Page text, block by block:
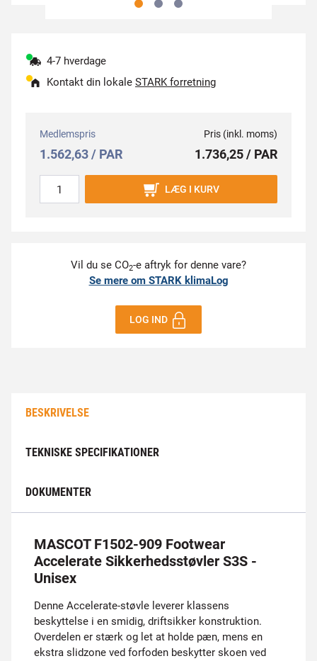
4-7 hverdage
Kontakt din lokale STARK forretning
Medlemspris
1.562,63 / PAR
Pris (inkl. moms)
1.736,25 / PAR
LÆG I KURV
Vil du se CO2-e aftryk for denne vare?
Se mere om STARK klimaLog
LOG IND
BESKRIVELSE
TEKNISKE SPECIFIKATIONER
DOKUMENTER
MASCOT F1502-909 Footwear
Accelerate Sikkerhedsstøvler S3S -
Unisex
Denne Accelerate-støvle leverer klassens
beskyttelse i en smidig, driftsikker konstruktion.
Overdelen er stærk og let at holde pæn, mens en
ekstra slidzone ved forfoden beskytter skoen ved